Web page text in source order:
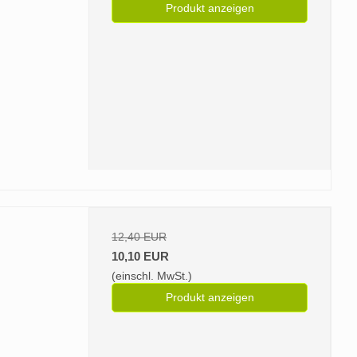
Produkt anzeigen
12,40 EUR
10,10 EUR
(einschl. MwSt.)
Produkt anzeigen